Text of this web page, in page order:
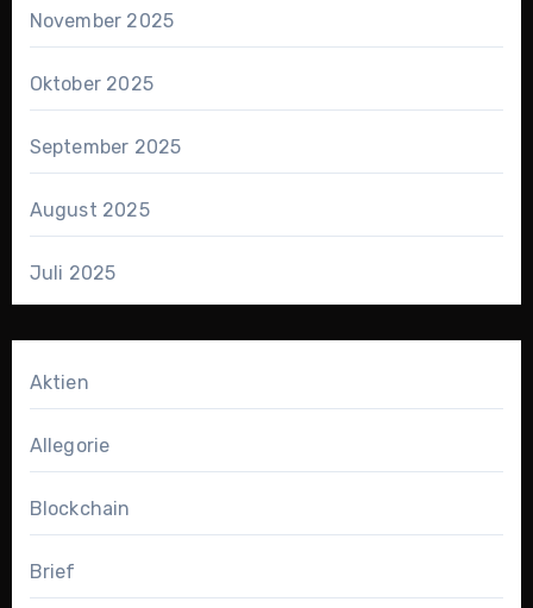
November 2025
Oktober 2025
September 2025
August 2025
Juli 2025
Aktien
Allegorie
Blockchain
Brief